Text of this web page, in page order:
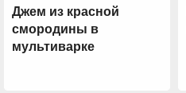
Джем из красной
смородины в
мультиварке